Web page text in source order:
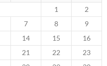
1
2
7 8
9
14 15
16
21 22
23